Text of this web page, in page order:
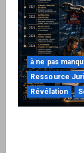
à ne pas
Ressource
Révélation